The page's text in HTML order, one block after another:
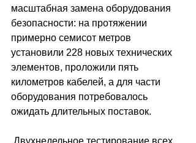
масштабная замена оборудования
безопасности: на протяжении
примерно семисот метров
установили 228 новых технических
элементов, проложили пять
километров кабелей, а для части
оборудования потребовалось
ожидать длительных поставок.